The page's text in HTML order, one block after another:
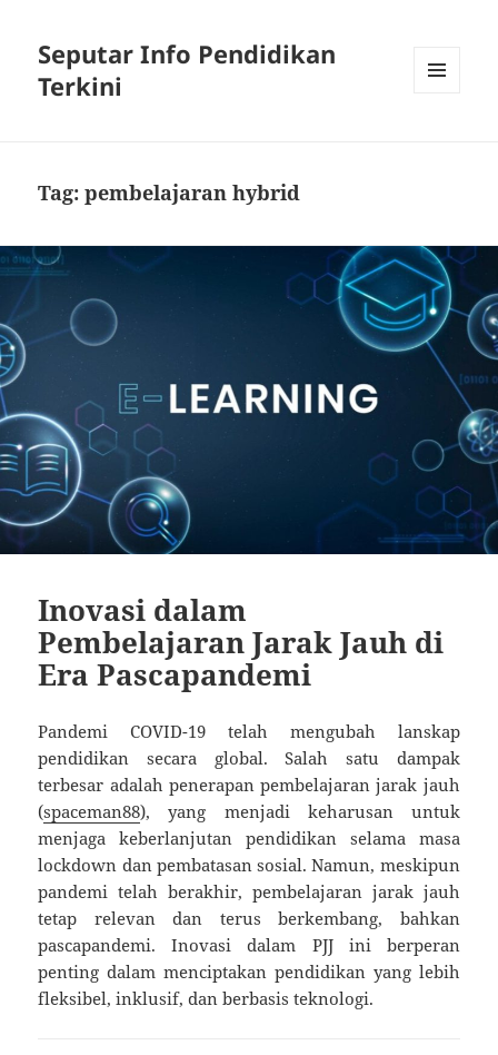
Seputar Info Pendidikan
Terkini
Tag:pembelajaran hybrid
Inovasi dalam
Pembelajaran Jarak Jauh di
Era Pascapandemi
Pandemi COVID-19 telah mengubah lanskap
pendidikan secara global. Salah satu dampak
terbesar adalah penerapan pembelajaran jarak jauh
(spaceman88), yang menjadi keharusan untuk
menjaga keberlanjutan pendidikan selama masa
lockdown dan pembatasan sosial. Namun, meskipun
pandemi telah berakhir, pembelajaran jarak jauh
tetap relevan dan terus berkembang, bahkan
pascapandemi. Inovasi dalam PJJ ini berperan
penting dalam menciptakan pendidikan yang lebih
fleksibel, inklusif, dan berbasis teknologi.